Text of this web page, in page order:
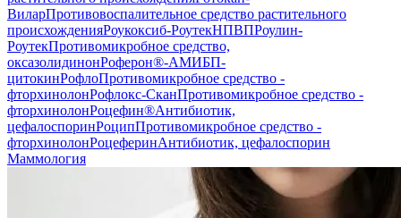
ВиларПротивовоспалительное средство растительного
происхожденияРоукоксиб-РоутекНПВПРоулин-
РоутекПротивомикробное средство,
оксазолидинонРоферон®-АМИБП-
цитокинРофлоПротивомикробное средство -
фторхинолонРофлокс-СканПротивомикробное средство -
фторхинолонРоцефин®Антибиотик,
цефалоспоринРоципПротивомикробное средство -
фторхинолонРоцеферинАнтибиотик, цефалоспорин
Маммология